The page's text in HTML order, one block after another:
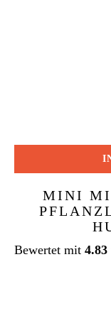
MINI
Bewertet mit 4.83